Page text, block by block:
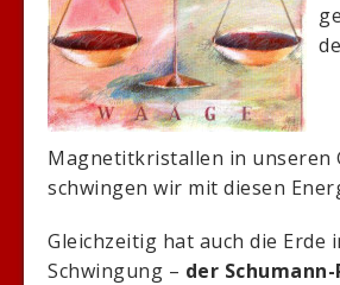
Magnetitkristallen in unseren
schwingen wir mit diesen
Gleichzeitig hat auch die Erde
Schwingung – der